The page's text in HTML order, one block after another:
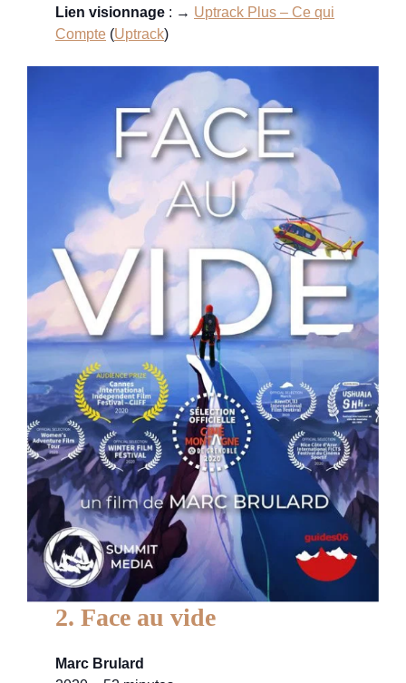
Lien visionnage : → Uptrack Plus – Ce qui
Compte (Uptrack)
2. Face au vide
Marc Brulard